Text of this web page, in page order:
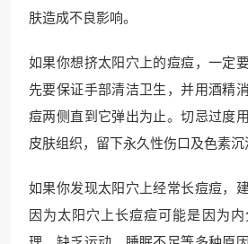
肤造成不良影响。
如果你想挤太阳穴上的痘痘，一定
先要保证手部清洁卫生，并用酒精
痘两侧直到它弹出为止。切忌过度
皮肤组织，留下永久性伤口及色素沉
如果你发现太阳穴上经常长痘痘，
因为太阳穴上长痘痘可能是因为